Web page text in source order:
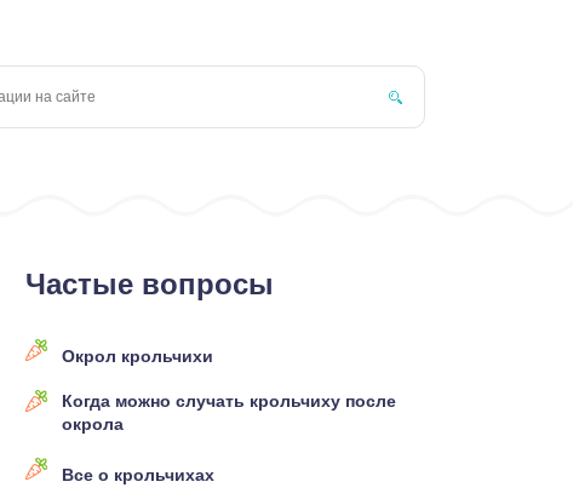
Частые вопросы
Окрол крольчихи
Когда можно случать крольчиху после
окрола
Все о крольчихах